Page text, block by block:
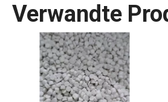
Verwandte